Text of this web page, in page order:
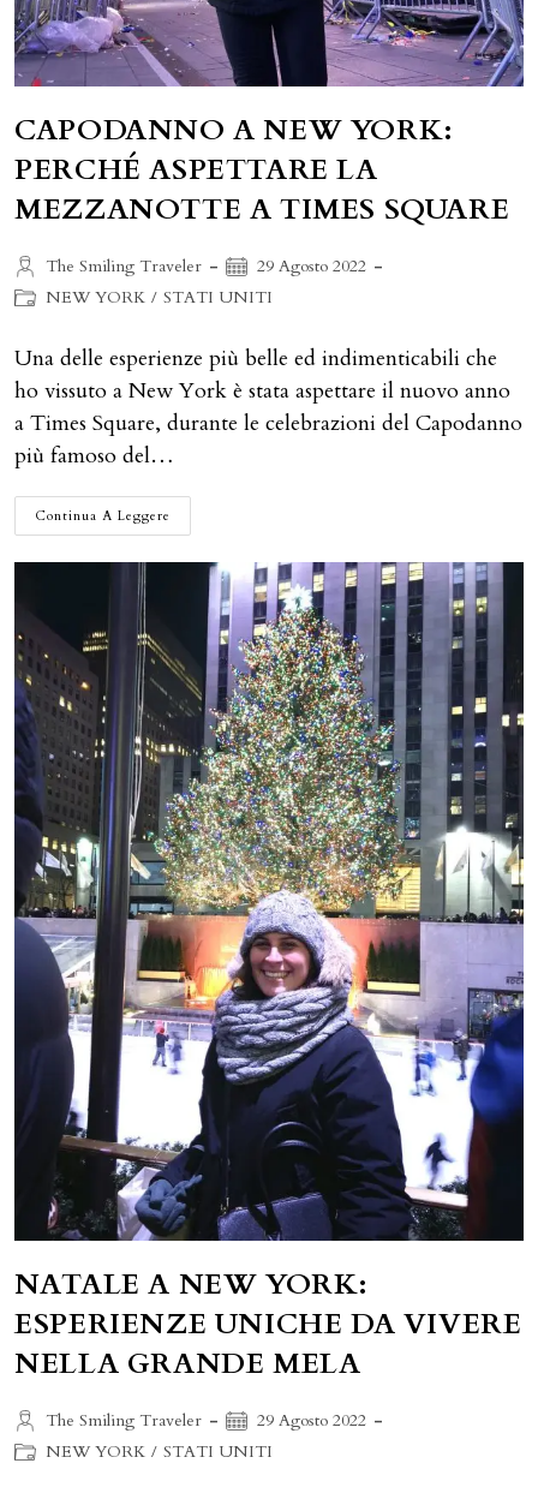
CAPODANNO A NEW YORK:
PERCHÉ ASPETTARE LA
MEZZANOTTE A TIMES SQUARE
Autore
dell'articolo:
The Smiling Traveler
Articolo
pubblicato:
29 Agosto 2022
Categoria
NEW YORK / STATI UNITI
Una delle esperienze più belle ed indimenticabili che
ho vissuto a New York è stata aspettare il nuovo anno
a Times Square, durante le celebrazioni del Capodanno
più famoso del…
Continua A Leggere
A
YORK:
PERCHÉ
ASPETTARE
MEZZANOTTE
TIMES
SQUARE
NATALE A NEW YORK:
ESPERIENZE UNICHE DA VIVERE
NELLA GRANDE MELA
Autore
dell'articolo:
The Smiling Traveler
Articolo
pubblicato:
29 Agosto 2022
Categoria
NEW YORK / STATI UNITI